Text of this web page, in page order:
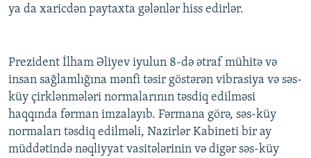
ya da xaricdən paytaxta gələnlər hiss edirlər.
Prezident İlham Əliyev iyulun 8-də ətraf mühitə və
insan sağlamlığına mənfi təsir göstərən vibrasiya və səs-
küy çirklənmələri normalarının təsdiq edilməsi
haqqında fərman imzalayıb. Fərmana görə, səs-küy
normaları təsdiq edilməli, Nazirlər Kabineti bir ay
müddətində nəqliyyat vasitələrinin və digər səs-küy